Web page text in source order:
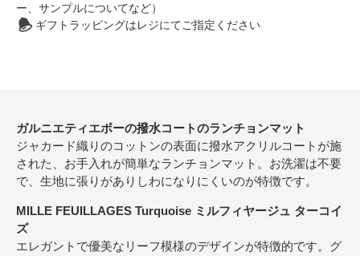
ー、サンプルについてなど）
ギフトラッピングはレジにてご指定ください
ガルニエティエボーの撥水コートのランチョンマット
ジャカード織りのコットンの表面に撥水アクリルコートが施
された、お手入れが簡単なランチョンマット。お洗濯は不要
で、生地に張りがありしわになりにくいのが特徴です。
MILLE FEUILLAGES Turquoise ミルフィヤージュ ターコイ
ズ
エレガントで優美なリーフ模様のデザインが特徴的です。グ